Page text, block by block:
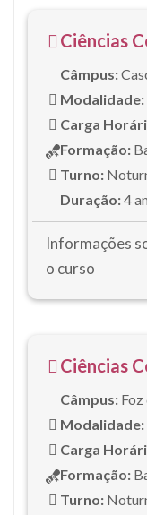
Ciências
Câmpus:
Modalidade:
Carga
Formação:
Turno:
Duração:4
Informações
o curso
Ciências
Câmpus: Foz
Modalidade:
Carga
Formação:
Turno: